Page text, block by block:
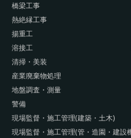
橋梁工事
熱絶縁工事
揚重工
溶接工
清掃・美装
産業廃棄物処理
地盤調査・測量
警備
現場監督・施工管理(建築・土木)
現場監督・施工管理(管・造園・建設